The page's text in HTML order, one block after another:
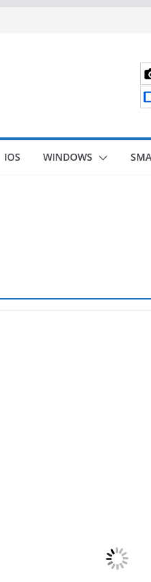
IOS WINDOWS